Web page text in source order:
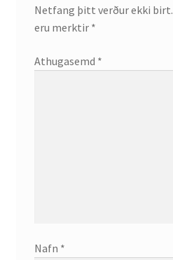
Netfang þitt verður ekki birt.
eru merktir *
Athugasemd *
Nafn *